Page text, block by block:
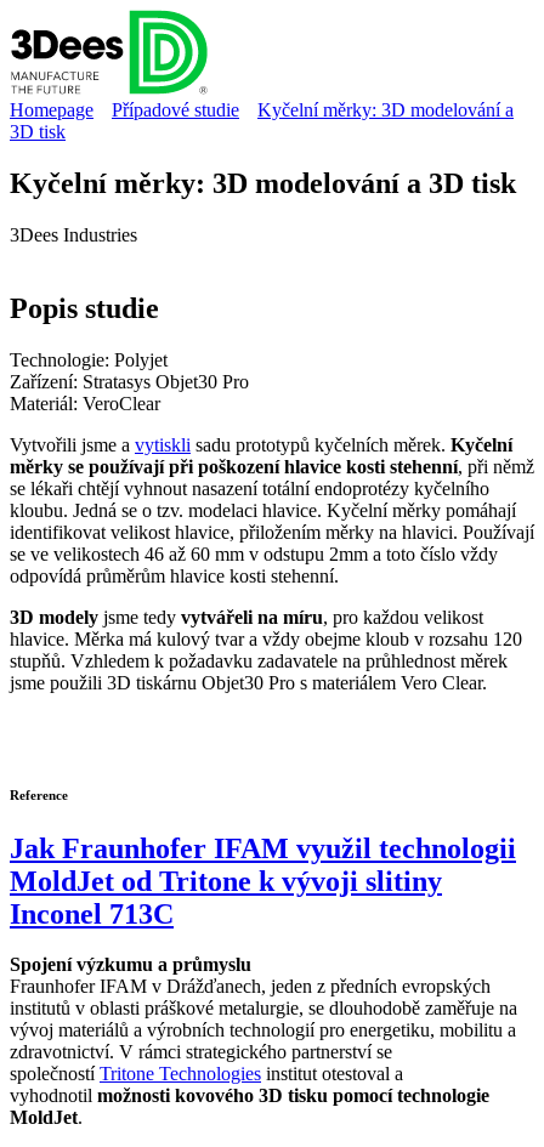
Homepage Případové studie
Kyčelní měrky: 3D modelování a
3D tisk
Kyčelní měrky: 3D modelování a 3D tisk
3Dees Industries
Popis studie
Technologie: Polyjet
Zařízení: Stratasys Objet30 Pro
Materiál: VeroClear
Vytvořili jsme a vytiskli sadu prototypů kyčelních měrek. Kyčelní
měrky se používají při poškození hlavice kosti stehenní, při němž
se lékaři chtějí vyhnout nasazení totální endoprotézy kyčelního
kloubu. Jedná se o tzv. modelaci hlavice. Kyčelní měrky pomáhají
identifikovat velikost hlavice, přiložením měrky na hlavici. Používají
se ve velikostech 46 až 60 mm v odstupu 2mm a toto číslo vždy
odpovídá průměrům hlavice kosti stehenní.
3D modely jsme tedy vytvářeli na míru, pro každou velikost
hlavice. Měrka má kulový tvar a vždy obejme kloub v rozsahu 120
stupňů. Vzhledem k požadavku zadavatele na průhlednost měrek
jsme použili 3D tiskárnu Objet30 Pro s materiálem Vero Clear.
Reference
Jak Fraunhofer IFAM využil technologii
MoldJet od Tritone k vývoji slitiny
Inconel 713C
Spojení výzkumu a průmyslu
Fraunhofer IFAM v Drážďanech, jeden z předních evropských
institutů v oblasti práškové metalurgie, se dlouhodobě zaměřuje na
vývoj materiálů a výrobních technologií pro energetiku, mobilitu a
zdravotnictví. V rámci strategického partnerství se
společností Tritone Technologies institut otestoval a
vyhodnotil možnosti kovového 3D tisku pomocí technologie
MoldJet.